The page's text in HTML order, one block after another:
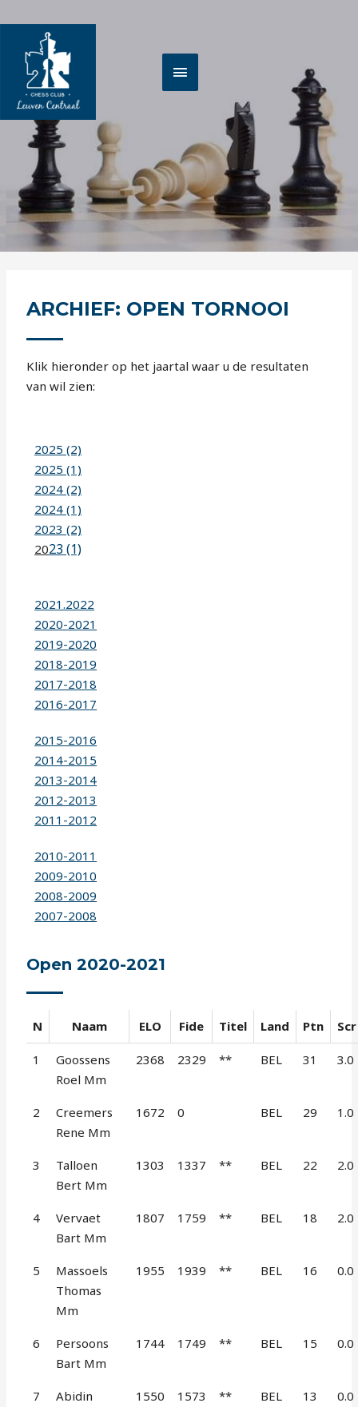
naar
inhoud
ARCHIEF: OPEN TORNOOI
Klik hieronder op het jaartal waar u de resultaten
van wil zien:
2025 (2)
2025 (1)
2024 (2)
2024 (1)
2023 (2)
2023 (1)
2021.2022
2020-2021
2019-2020
2018-2019
2017-2018
2016-2017
2015-2016
2014-2015
2013-2014
2012-2013
2011-2012
2010-2011
2009-2010
2008-2009
2007-2008
Open 2020-2021
N Naam ELO Fide Titel Land Ptn Scr
1
Goossens
Roel Mm
2368 2329 ** BEL 31 3.0
2
Creemers
Rene Mm
1672 0 BEL 29 1.0
3
Talloen
Bert Mm
1303 1337 ** BEL 22 2.0
4
Vervaet
Bart Mm
1807 1759 ** BEL 18 2.0
5
Massoels
Thomas
Mm
1955 1939 ** BEL 16 0.0
6
Persoons
Bart Mm
1744 1749 ** BEL 15 0.0
7
Abidin
1550 1573 ** BEL 13 0.0